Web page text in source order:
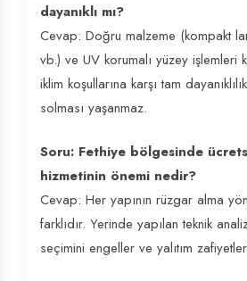
dayanıklı mı?
Cevap: Doğru malzeme (kompakt
vb.) ve UV korumalı yüzey işlemleri
iklim koşullarına karşı tam
solması yaşanmaz.
Soru: Fethiye bölgesinde
hizmetinin önemi nedir?
Cevap: Her yapının rüzgar alma
farklıdır. Yerinde yapılan teknik
seçimini engeller ve yalıtım